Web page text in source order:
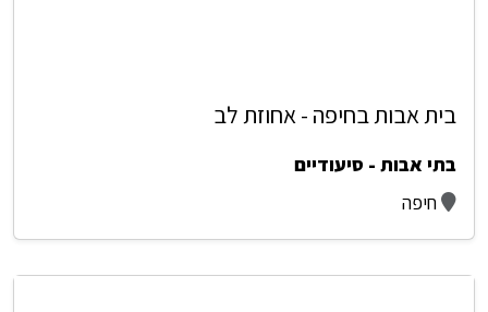
בית אבות בחיפה - אחוזת לב
בתי אבות - סיעודיים
חיפה